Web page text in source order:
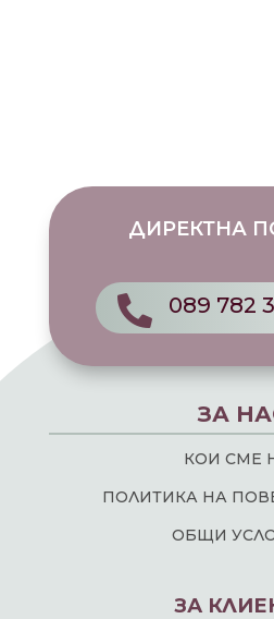
ДИРЕКТНА
 089 782
ЗА
КОИ СМЕ
ПОЛИТИКА НА
ОБЩИ
ЗА